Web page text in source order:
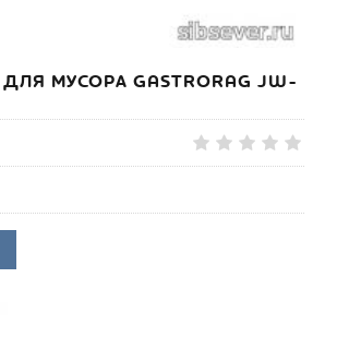
МУСОРА GASTRORAG JW-